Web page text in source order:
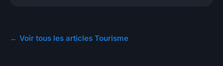
← Voir tous les articles Tourisme